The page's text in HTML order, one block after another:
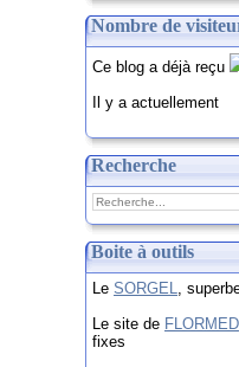
Nombre de
Ce blog a déjà reçu
Il y a actuellement
Recherche
Boite à outils
Le SORGEL,
Le site de FLORMED
fixes